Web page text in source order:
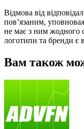
Відмова від
пов’язаним,
не має з ним жодного
логотипи та бренди є
Вам також